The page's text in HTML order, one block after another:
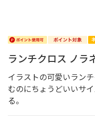
ランチクロス ノラ
イラストの可愛いラン
むのにちょうどいいサ
る。